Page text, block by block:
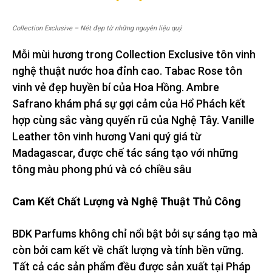
Collection Exclusive – Nét đẹp từ những nguyên liệu quý.
Mỗi mùi hương trong Collection Exclusive tôn vinh
nghệ thuật nước hoa đỉnh cao. Tabac Rose tôn
vinh vẻ đẹp huyền bí của Hoa Hồng. Ambre
Safrano khám phá sự gợi cảm của Hổ Phách kết
hợp cùng sắc vàng quyến rũ của Nghệ Tây. Vanille
Leather tôn vinh hương Vani quý giá từ
Madagascar, được chế tác sáng tạo với những
tông màu phong phú và có chiều sâu
Cam Kết Chất Lượng và Nghệ Thuật Thủ Công
BDK Parfums không chỉ nổi bật bởi sự sáng tạo mà
còn bởi cam kết về chất lượng và tính bền vững.
Tất cả các sản phẩm đều được sản xuất tại Pháp